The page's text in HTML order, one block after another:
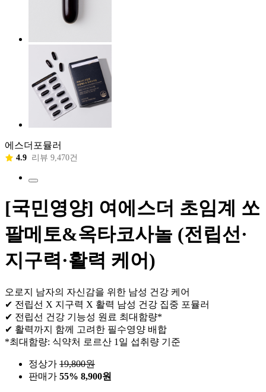
에스더포뮬러
4.9 리뷰 9,470건
[국민영양] 여에스더 초임계 쏘
팔메토&옥타코사놀 (전립선·
지구력·활력 케어)
오로지 남자의 자신감을 위한 남성 건강 케어
✔ 전립선 X 지구력 X 활력 남성 건강 집중 포뮬러
✔ 전립선 건강 기능성 원료 최대함량*
✔ 활력까지 함께 고려한 필수영양 배합
*최대함량: 식약처 로르산 1일 섭취량 기준
정상가 19,800원
판매가 55% 8,900원